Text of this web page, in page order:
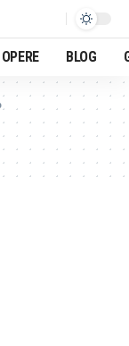
OPERE BLOG